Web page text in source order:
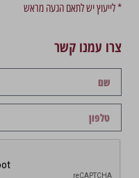
* לייעוץ יש לתאם הגעה מראש
צרו עמנו קשר